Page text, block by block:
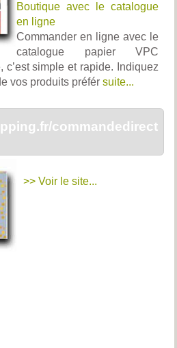
Boutique avec le catalogue
en ligne
Commander en ligne avec le
catalogue papier VPC
c’est simple et rapide. Indiquez
vos produits préfér suite...
commandedirect
>> Voir le site...